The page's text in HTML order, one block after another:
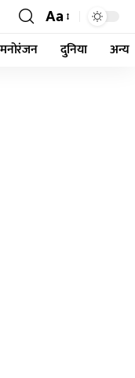
Aa
मनोरंजन दुनिया अन्य